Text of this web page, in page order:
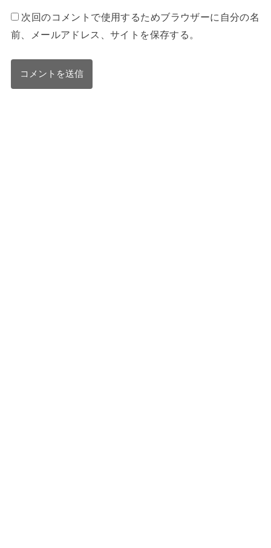
次回のコメントで使用するためブラウザーに自分の名
前、メールアドレス、サイトを保存する。